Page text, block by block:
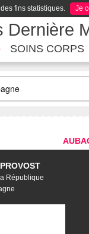
fins statistiques. Je
Dernière
SOINS CORPS
République